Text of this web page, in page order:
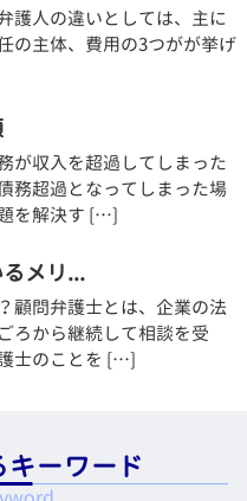
護人の違いとしては、主に
の主体、費用の3つがが挙げ
が収入を超過してしまった
務超過となってしまった場
を解決す […]
メリ...
顧問弁護士とは、企業の法
ろから継続して相談を受
士のことを […]
ーワード